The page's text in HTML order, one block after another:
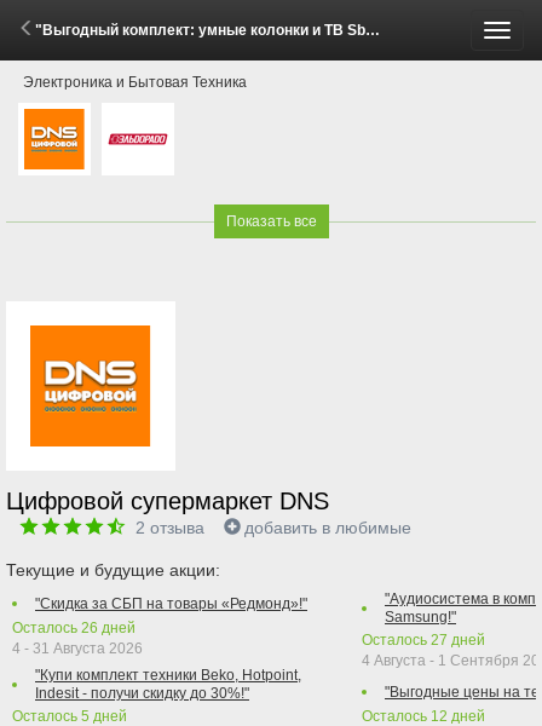
"Выгодный комплект: умные колонки и ТВ Sber!" (16 Июня - 31 Июля 2026)
Электроника и Бытовая Техника
Показать все
Цифровой супермаркет DNS
2 отзыва добавить в любимые
Текущие и будущие акции:
"Скидка за СБП на товары «Редмонд»!"
Осталось 26 дней
4 - 31 Августа 2026
"Купи комплект техники Beko, Hotpoint,
Indesit - получи скидку до 30%!"
Осталось 5 дней
"Аудиосистема в
Samsung!"
Осталось 27 дней
4 Августа - 1 Сентября
"Выгодные цены на
Осталось 12 дней